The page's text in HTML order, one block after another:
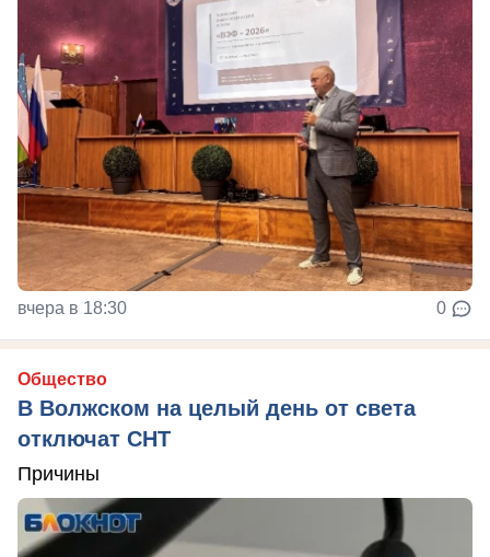
вчера в 18:30 0
Общество
В Волжском на целый день от света
отключат СНТ
Причины